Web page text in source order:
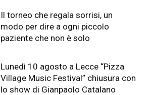
Il torneo che regala sorrisi, un
modo per dire a ogni piccolo
paziente che non è solo
Lunedì 10 agosto a Lecce “Pizza
Village Music Festival” chiusura con
lo show di Gianpaolo Catalano